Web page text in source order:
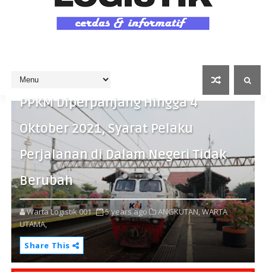
PPKM Diperpanjang Hingga 4
Oktober 2021, Syarat Pelaku
Perjalanan di Dalam Negeri Tidak
Berubah
Warta Logistik 001 5 years ago ANGKUTAN,WARTA
UTAMA,
Share This